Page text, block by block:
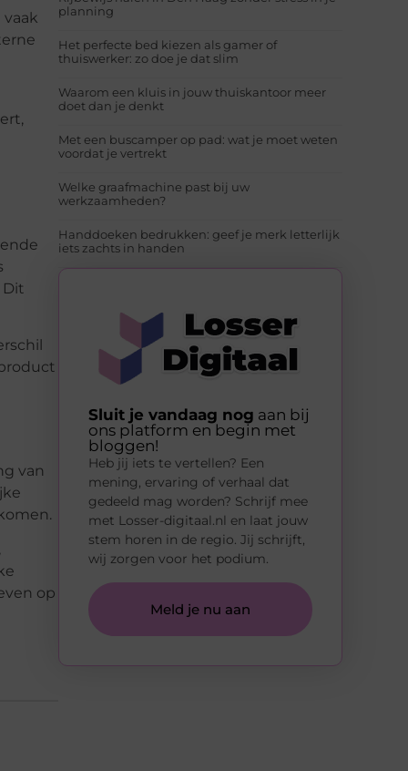
van
op
planning
Het perfecte bed kiezen als gamer of
thuiswerker: zo doe je dat slim
Waarom een kluis in jouw thuiskantoor meer
doet dan je denkt
Met een buscamper op pad: wat je moet weten
voordat je vertrekt
Welke graafmachine past bij uw
werkzaamheden?
Handdoeken bedrukken: geef je merk letterlijk
iets zachts in handen
Sluit je vandaag nog aan bij
ons platform en begin met
bloggen!
Heb jij iets te vertellen? Een
mening, ervaring of verhaal dat
gedeeld mag worden? Schrijf mee
met Losser-digitaal.nl en laat jouw
stem horen in de regio. Jij schrijft,
wij zorgen voor het podium.
Meld je nu aan